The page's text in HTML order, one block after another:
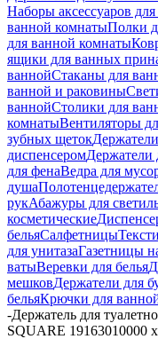
Наборы аксессуаров
ванной комнатыПолки
для ванной комнаты
ящики для ванных
ваннойСтаканы для
ванной и раковины
ваннойСтолики для
комнатыВентиляторы
зубных щеток
диспенсеромДержатели
для фенаВедра для
душа
рукАбажуры для
косметические
бельяСалфетницы
для унитазаГазетницы
ватыВеревки для белья
мешковДержатели для
бельяКрючки для
-Держатель для
SQUARE 19163010000